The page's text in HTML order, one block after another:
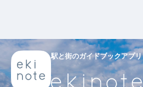
駅と街のガイドブックアプリ